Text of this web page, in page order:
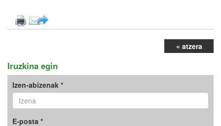
« atzera
Iruzkina egin
Izen-abizenak *
E-posta *